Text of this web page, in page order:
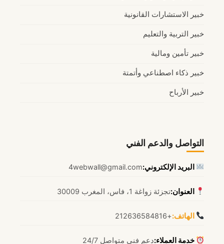
خبير الاستشارات القانونية
خبير التربية والتعليم
خبير تأمين ومالية
خبير ذكاء اصطناعي وأتمتة
خبير الأرباح
التواصل والدعم الفني
البريد الإلكتروني:4webwall@gmail.com
العنوان:تجزئة زواغة 1، فاس، المغرب 30009
الهاتف:+212636584816
خدمة العملاء:دعم فني متواصل 24/7